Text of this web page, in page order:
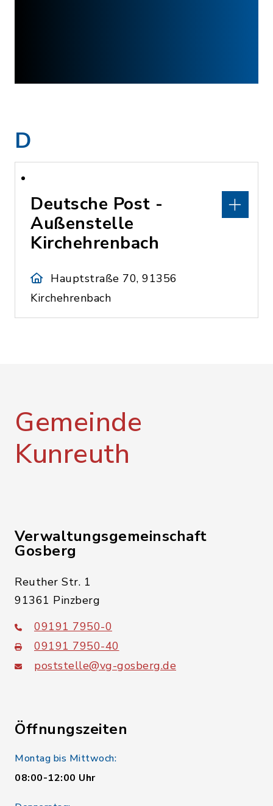
D
Deutsche Post -
Außenstelle
Kirchehrenbach
Hauptstraße 70, 91356
Kirchehrenbach
Gemeinde
Kunreuth
Verwaltungsgemeinschaft
Gosberg
Reuther Str. 1
91361 Pinzberg
09191 7950-0
09191 7950-40
poststelle@vg-gosberg.de
Öffnungszeiten
Montag bis Mittwoch:
08:00-12:00 Uhr